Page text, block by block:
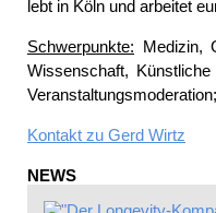
lebt in Köln und arbeitet
Schwerpunkte: Medizin,
Wissenschaft,
Kontakt zu Gerd Wirtz
NEWS